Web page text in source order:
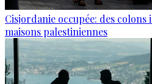
Cisjordanie occupée: des
maisons palestiniennes